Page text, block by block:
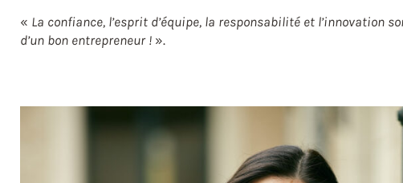
« La confiance, l’esprit d’équipe, la responsabilité et l’innovation
d’un bon entrepreneur ! ».